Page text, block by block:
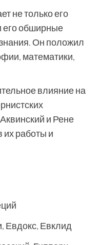
не только его
его обширные
Он положил
математики,
влияние на
и Рене
их работы и
Евдокс, Евклид